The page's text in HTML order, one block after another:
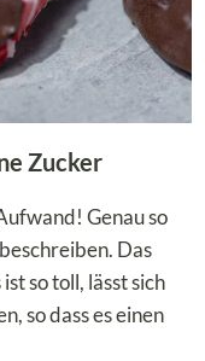
Zucker
Genau so
Das
so toll, lässt sich
so dass es einen